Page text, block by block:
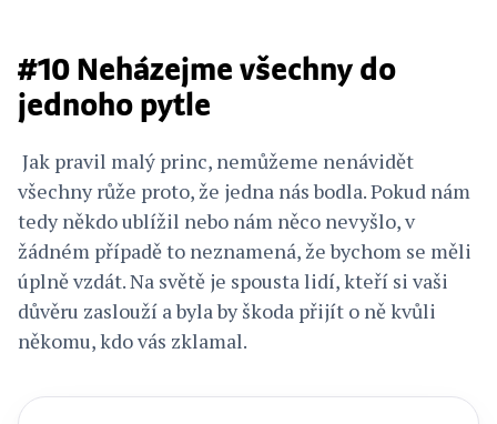
#10 Neházejme všechny do
jednoho pytle
Jak pravil malý princ, nemůžeme nenávidět
všechny růže proto, že jedna nás bodla. Pokud nám
tedy někdo ublížil nebo nám něco nevyšlo, v
žádném případě to neznamená, že bychom se měli
úplně vzdát. Na světě je spousta lidí, kteří si vaši
důvěru zaslouží a byla by škoda přijít o ně kvůli
někomu, kdo vás zklamal.